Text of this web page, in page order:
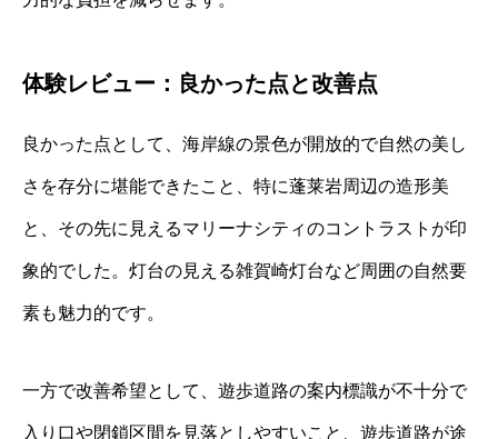
体験レビュー：良かった点と改善点
良かった点として、海岸線の景色が開放的で自然の美し
さを存分に堪能できたこと、特に蓬莱岩周辺の造形美
と、その先に見えるマリーナシティのコントラストが印
象的でした。灯台の見える雑賀崎灯台など周囲の自然要
素も魅力的です。
一方で改善希望として、遊歩道路の案内標識が不十分で
入り口や閉鎖区間を見落としやすいこと、遊歩道路が途